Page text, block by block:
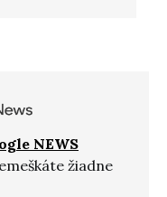
NEWS
žiadne